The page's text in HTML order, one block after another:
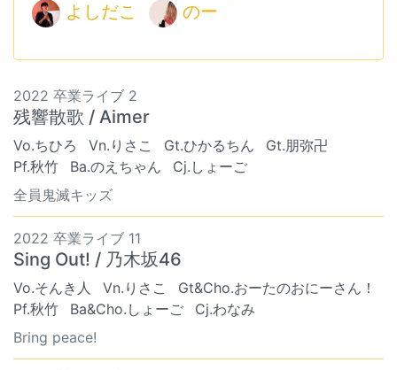
よしだこ
のー
2022 卒業ライブ 2
残響散歌 / Aimer
Vo.ちひろ Vn.りさこ Gt.ひかるちん
Gt.朋弥卍
Pf.秋竹
Ba.のえちゃん
Cj.しょーご
全員鬼滅キッズ
2022 卒業ライブ 11
Sing Out! / 乃木坂46
Vo.そんき人 Vn.りさこ
Gt&Cho.おーたのおにーさん！
Pf.秋竹
Ba&Cho.しょーご
Cj.わなみ
Bring peace!